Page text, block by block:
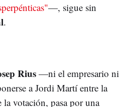
—, sigue sin
.
Rius —ni el empresario ni
a Jordi Martí entre la
votación, pasa por una